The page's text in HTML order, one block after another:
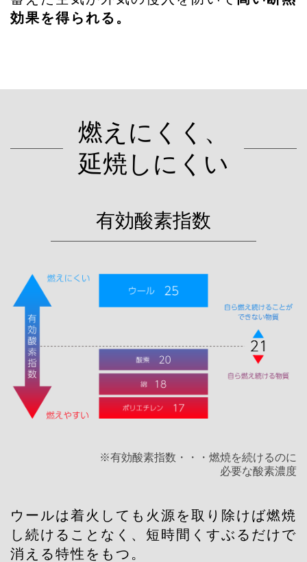
効果を得られる。
燃えにくく、
延焼しにくい
有効酸素指数
※有効酸素指数・・・燃焼を続けるのに
必要な酸素濃度
ウールは着火しても火源を取り除けば燃焼
し続けることなく、短時間くすぶるだけで
消える特性をもつ。